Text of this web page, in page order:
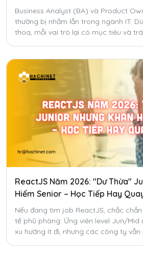
Business Analyst (BA) và Product
thường bị nhầm lẫn trong ngành IT.
thoa, mỗi vai trò lại có mục tiêu và
ReactJS Năm 2026: "Dư Thừa"
Hiếm Senior – Học Tiếp Hay
Nếu đang tìm job ReactJS, chắc
tế phũ phàng: Ứng viên level Jun/
xu hướng ít đi, nhưng các công ty vẫn